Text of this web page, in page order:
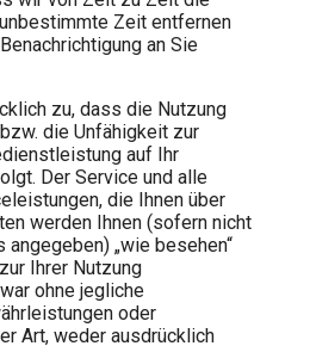
Zeit entfernen
an Sie
zu, dass die Nutzung
die Unfähigkeit zur
auf Ihr
Der Service und alle
die Ihnen über
werden Ihnen (sofern nicht
angegeben) „wie besehen“
Ihrer Nutzung
ohne jegliche
oder
Art, weder ausdrücklich